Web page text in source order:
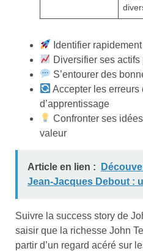
Identifier
Diversifier ses
S’entourer des
Accepter les erreurs
d’apprentissage
Confronter ses
valeur
Article en lien :
Jean-Jacques Debout :
Suivre la success story de
saisir que la richesse John
partir d’un regard acéré sur